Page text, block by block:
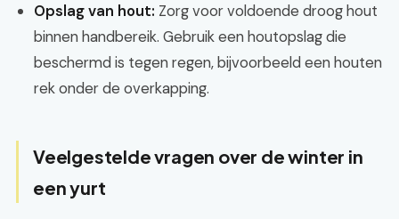
Opslag van hout: Zorg voor voldoende droog hout
binnen handbereik. Gebruik een houtopslag die
beschermd is tegen regen, bijvoorbeeld een houten
rek onder de overkapping.
Veelgestelde vragen over de winter in
een yurt